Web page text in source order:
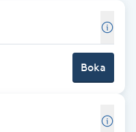
Boka